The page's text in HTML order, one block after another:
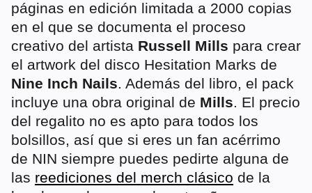
páginas en edición limitada a 2000 copias
en el que se documenta el proceso
creativo del artista Russell Mills para crear
el artwork del disco Hesitation Marks de
Nine Inch Nails. Además del libro, el pack
incluye una obra original de Mills. El precio
del regalito no es apto para todos los
bolsillos, así que si eres un fan acérrimo
de NIN siempre puedes pedirte alguna de
las reediciones del merch clásico de la